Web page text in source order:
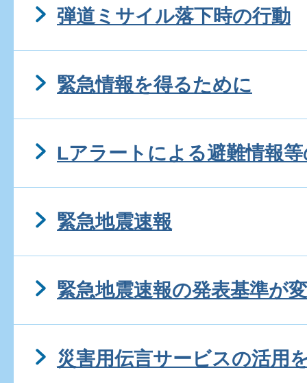
弾道ミサイル落下時の行動
緊急情報を得るために
Lアラートによる避難情報
緊急地震速報
緊急地震速報の発表基準が
災害用伝言サービスの活用